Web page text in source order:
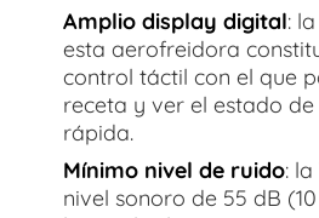
Amplio display digital:
esta aerofreidora
control táctil con el que
receta y ver el estado
rápida.
Mínimo nivel de ruido:
nivel sonoro de 55 dB